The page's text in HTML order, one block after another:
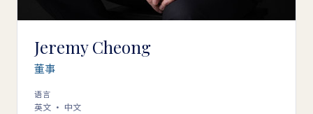
Jeremy Cheong
董事
语言
英文 · 中文